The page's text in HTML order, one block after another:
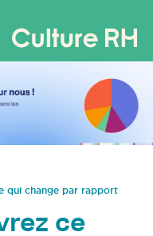
qui change par rapport
ce